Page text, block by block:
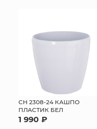
СН 2308-24 КАШПО
ПЛАСТИК БЕЛ
1 990 ₽